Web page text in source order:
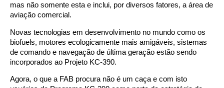
mas não somente esta e inclui, por diversos fatores, a área de
aviação comercial.
Novas tecnologias em desenvolvimento no mundo como os
biofuels, motores ecologicamente mais amigáveis, sistemas
de comando e navegação de última geração estão sendo
incorporados ao Projeto KC-390.
Agora, o que a FAB procura não é um caça e com isto